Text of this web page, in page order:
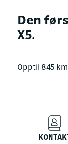
Den
X5.
Opptil 845